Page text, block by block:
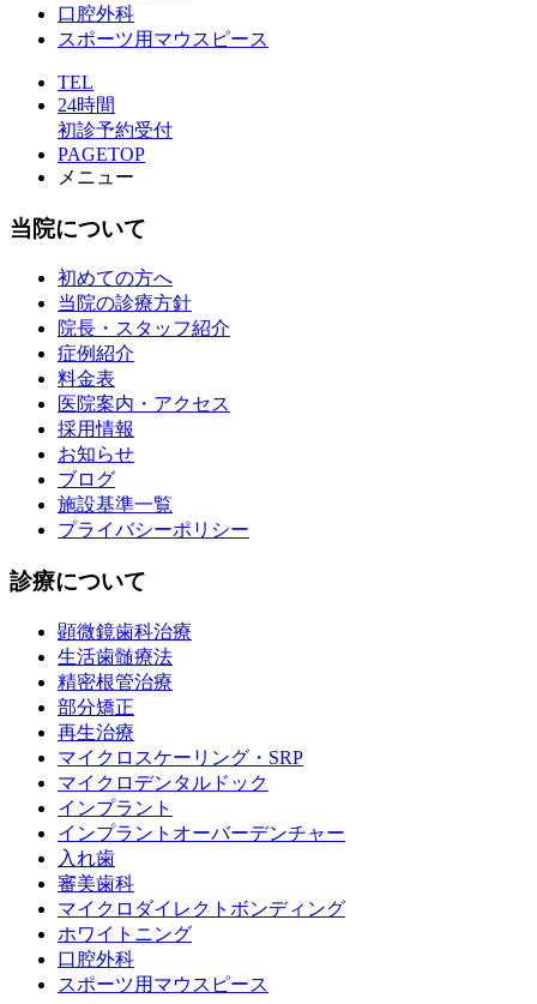
口腔外科
スポーツ用マウスピース
TEL
24時間
初診予約受付
PAGETOP
メニュー
当院について
初めての方へ
当院の診療方針
院長・スタッフ紹介
症例紹介
料金表
医院案内・アクセス
採用情報
お知らせ
ブログ
施設基準一覧
プライバシーポリシー
診療について
顕微鏡歯科治療
生活歯髄療法
精密根管治療
部分矯正
再生治療
マイクロスケーリング・SRP
マイクロデンタルドック
インプラント
インプラントオーバーデンチャー
入れ歯
審美歯科
マイクロダイレクトボンディング
ホワイトニング
口腔外科
スポーツ用マウスピース